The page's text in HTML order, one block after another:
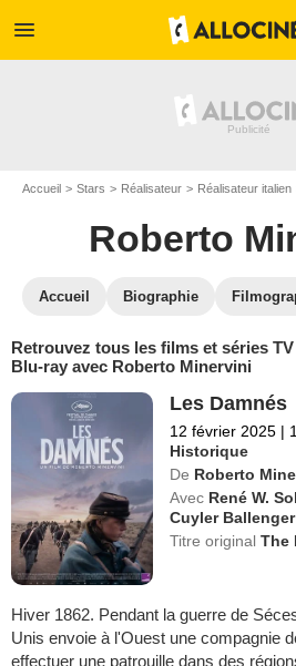
menu
Accueil Stars Réalisateur Réalisateur italien
Roberto
Accueil Biographie
Retrouvez tous les films et séries
Blu-ray avec Roberto Minervini
Les Damnés
12 février 2025 |
Historique
De Roberto
Avec René W.
Cuyler Ballenger
Titre originalThe
Hiver 1862. Pendant la guerre de
Unis envoie à l'Ouest une compagnie
effectuer une patrouille dans des